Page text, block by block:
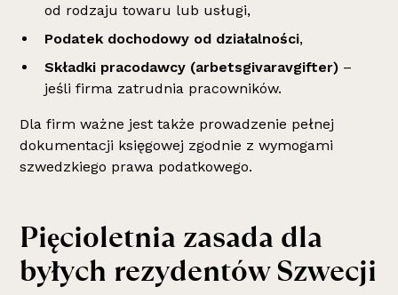
od rodzaju towaru lub usługi,
Podatek dochodowy od działalności,
Składki pracodawcy (arbetsgivaravgifter) –
jeśli firma zatrudnia pracowników.
Dla firm ważne jest także prowadzenie pełnej
dokumentacji księgowej zgodnie z wymogami
szwedzkiego prawa podatkowego.
Pięcioletnia zasada dla
byłych rezydentów Szwecji